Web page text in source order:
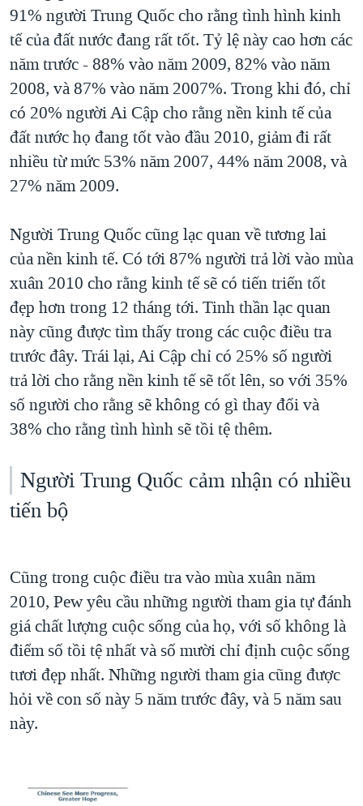
91% người Trung Quốc cho rằng tình hình kinh
tế của đất nước đang rất tốt. Tỷ lệ này cao hơn các
năm trước - 88% vào năm 2009, 82% vào năm
2008, và 87% vào năm 2007%. Trong khi đó, chỉ
có 20% người Ai Cập cho rằng nền kinh tế của
đất nước họ đang tốt vào đầu 2010, giảm đi rất
nhiều từ mức 53% năm 2007, 44% năm 2008, và
27% năm 2009.
Người Trung Quốc cũng lạc quan về tương lai
của nền kinh tế. Có tới 87% người trả lời vào mùa
xuân 2010 cho rằng kinh tế sẽ có tiến triển tốt
đẹp hơn trong 12 tháng tới. Tinh thần lạc quan
này cũng được tìm thấy trong các cuộc điều tra
trước đây. Trái lại, Ai Cập chỉ có 25% số người
trả lời cho rằng nền kinh tế sẽ tốt lên, so với 35%
số người cho rằng sẽ không có gì thay đổi và
38% cho rằng tình hình sẽ tồi tệ thêm.
Người Trung Quốc cảm nhận có nhiều
tiến bộ
Cũng trong cuộc điều tra vào mùa xuân năm
2010, Pew yêu cầu những người tham gia tự đánh
giá chất lượng cuộc sống của họ, với số không là
điểm số tồi tệ nhất và số mười chỉ định cuộc sống
tươi đẹp nhất. Những người tham gia cũng được
hỏi về con số này 5 năm trước đây, và 5 năm sau
này.